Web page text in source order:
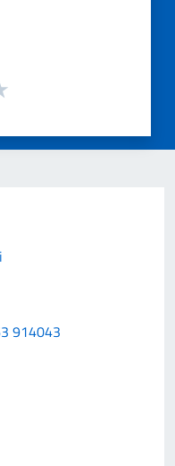
914043